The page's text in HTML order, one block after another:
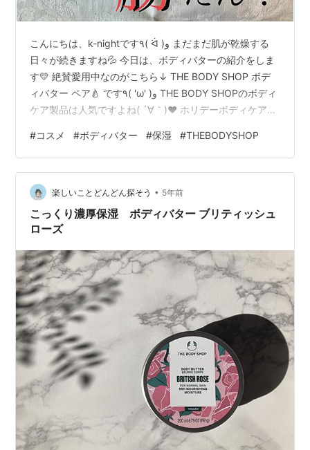
こんにちは、k-nightです٩( ᐛ )و まだまだ肌が乾燥する
日々が続きますね💦 今日は、ボディバターの紹介をしま
す💛 絶賛愛用中なのがこちら↓ THE BODY SHOP ボデ
ィバター ペア🍐 です٩( 'ω' )و THE BODY SHOPのボディ
ケア製品は人気ですよね( ´∀｀)❤︎ ホリデーボディケアセ
湿は欠かせないっ！ 毎年愛用している THE BODY SHOP
のボディバター。 今回は洋梨の香りにしてみました❤︎ フ
タを開けた瞬間から ふわっと香る、ジューシーな洋梨の
香りに癒されます😊 テクスチャは、 ボディバターの名の
通…
#コスメ #ボディバター #保湿 #THEBODYSHOP
楽しいことどんどん探そう • 5年前
こっくり濃厚保湿 ボディバター ブリティッシュ
ローズ